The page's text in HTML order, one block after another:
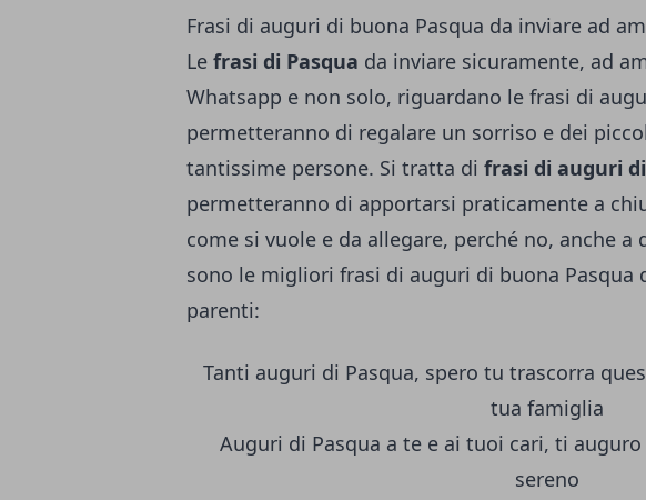
Frasi di auguri di buona Pasqua da inviare ad
Le frasi di Pasqua da inviare sicuramente, ad
Whatsapp e non solo, riguardano le frasi di
permetteranno di regalare un sorriso e dei
tantissime persone. Si tratta di frasi di auguri
permetteranno di apportarsi praticamente a
come si vuole e da allegare, perché no, anche a
sono le migliori frasi di auguri di buona Pasqua
parenti:
Tanti auguri di Pasqua, spero tu trascorra
tua famiglia
Auguri di Pasqua a te e ai tuoi cari, ti
sereno